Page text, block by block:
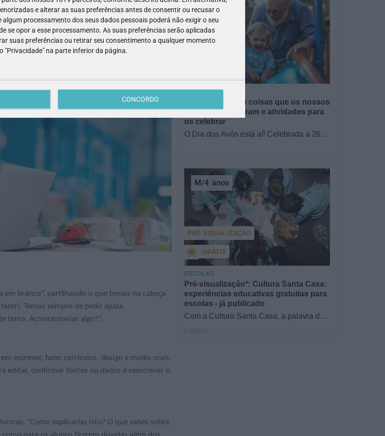
e alterar as suas preferências antes de consentir ou recusar o
algum processamento dos seus dados pessoais poderá não exigir o seu
se opor a esse processamento. As suas preferências serão aplicadas
suas preferências ou retirar seu consentimento a qualquer momento
"Privacidade" na parte inferior da página.
CONCORDO
em branco”, partilhando o que temos na cabeça
Temos sempre de pedir ajuda
tema. Acrescentarias algo?”.
escrever, fazer currículos, design e muito mais.
editar, confirmar fontes ou dados e reescrever o
“Como explicarias isto? O que sabes sobre
Dia dos Avós: 10 coisas que os nossos
avós nos ensinaram e atividades para
os celebrar
O Dia dos Avós está aí! Celebrada a 26
BRINCAR
Pré-visualização*: Cultura Santa Casa:
experiências educativas gratuitas para
escolas - já publicado
Com a Cultura Santa Casa, a palavra de
M/4 anos
GRÁTIS
PRÉ-VISUALIZAÇÃO
ESCOLAS